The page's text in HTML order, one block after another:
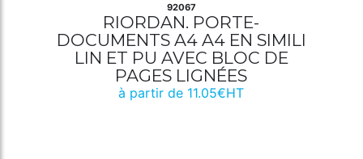
92067
RIORDAN. PORTE-
DOCUMENTS A4 A4 EN SIMILI
LIN ET PU AVEC BLOC DE
PAGES LIGNÉES
à partir de 11.05€HT